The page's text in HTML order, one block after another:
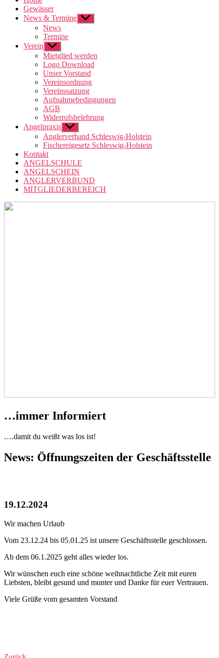
Gewässer
News & Termine Untermenü
anzeigen
News
Termine
Verein Untermenü
anzeigen
Mietglied werden
Logo Download
Unser Vorstand
Vereinsordnung
Vereinssatzung
Aufnahmebedingungen
AGB
Widerrufsbelehrung
Angelpraxis Untermenü
anzeigen
Anglerverband Schleswig-Holstein
Fischereigesetz Schleswig-Holstein
Kontakt
ANGELSCHULE
ANGELSCHEIN
ANGLERVERBUND
MITGLIEDERBEREICH
…immer Informiert
….damit du weißt was los ist!
News: Öffnungszeiten der Geschäftsstelle
19.12.2024
Wir machen Urlaub
Vom 23.12.24 bis 05.01.25 ist unsere Geschäftsstelle geschlossen.
Ab dem 06.1.2025 geht alles wieder los.
Wir wünschen euch eine schöne weihnachtliche Zeit mit euren
Liebsten, bleibt gesund und munter und Danke für euer Vertrauen.
Viele Grüße vom gesamten Vorstand